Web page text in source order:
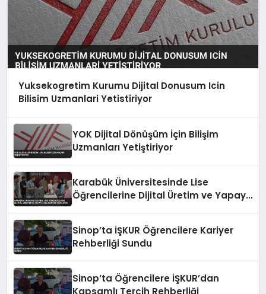
Yuksekogretim Kurumu Dijital Donusum Icin
Bilisim Uzmanlari Yetistiriyor
YOK Dijital Dönüşüm İçin Bilişim
Uzmanları Yetiştiriyor
Karabük Üniversitesinde Lise
Öğrencilerine Dijital Üretim ve Yapay
Sinop’ta İŞKUR Öğrencilere Kariyer
Rehberliği Sundu
Sinop’ta Öğrencilere İŞKUR’dan
Kapsamlı Tercih Rehberliği